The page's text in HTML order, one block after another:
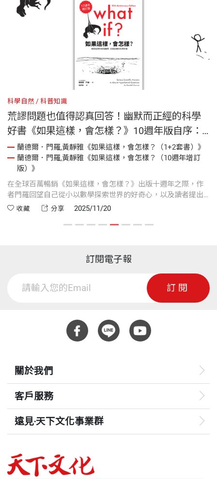
科學自然 科普知識
荒謬問題也值得認真回答！幽默而正經的科學
好書《如果這樣，會怎樣？》10週年版自序：
因為在乎，所以有意義
蘭德爾．門羅,黃靜雅《如果這樣，會怎樣？（1+2套書）》
蘭德爾．門羅,黃靜雅《如果這樣，會怎樣？（10週年增訂
版）》
在全球百萬暢銷《如果這樣，會怎樣？》出版十週年之際，作
者門羅回望自己從小以數學探索世界的好奇心，以及讀者提出
的荒謬問題如何引導他踏上一段意想不到的科學旅程。從童年
會上遇見因這本書而愛上科學的孩子們，他重新思考科學的本
收藏 分享 2025/11/20
訂閱電子報
訂閱
關於我們
客戶服務
遠見‧天下文化事業群
哈佛商業評論